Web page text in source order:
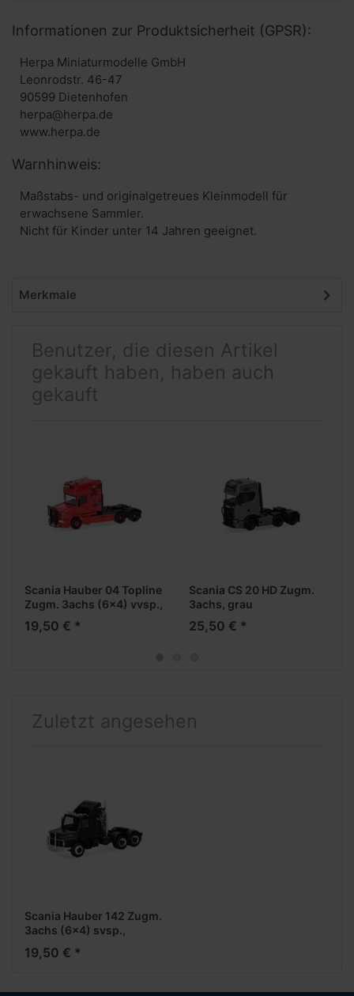
Informationen zur Produktsicherheit (GPSR):
Herpa Miniaturmodelle GmbH
Leonrodstr. 46-47
90599 Dietenhofen
herpa@herpa.de
www.herpa.de
Warnhinweis:
Maßstabs- und originalgetreues Kleinmodell für
erwachsene Sammler.
Nicht für Kinder unter 14 Jahren geeignet.
Merkmale
Benutzer, die diesen Artikel
gekauft haben, haben auch
gekauft
Scania Hauber 04 Topline
Zugm. 3achs (6x4) vvsp.,
rot "Greif"
19,50 € *
Scania CS 20 HD Zugm.
3achs, grau
(Farbvariante)
25,50 € *
Zuletzt angesehen
Scania Hauber 142 Zugm.
3achs (6x4) svsp.,
Chromteilen) "Greif"
19,50 € *